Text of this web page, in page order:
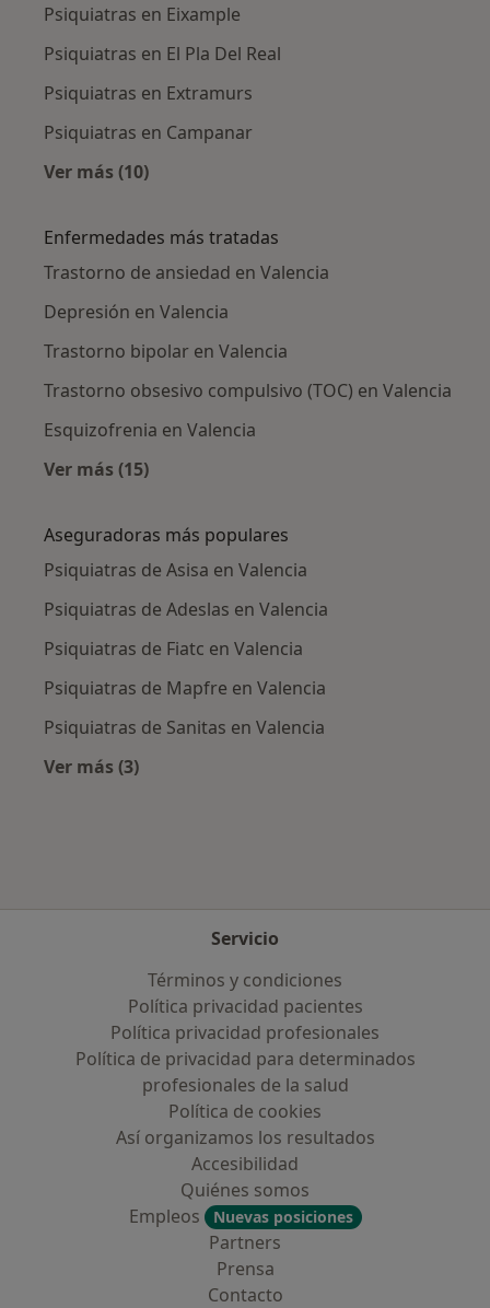
Psiquiatras en Eixample
Psiquiatras en El Pla Del Real
Psiquiatras en Extramurs
Psiquiatras en Campanar
Ver más (10)
Enfermedades más tratadas
Trastorno de ansiedad en Valencia
Depresión en Valencia
Trastorno bipolar en Valencia
Trastorno obsesivo compulsivo (TOC) en Valencia
Esquizofrenia en Valencia
Ver más (15)
Aseguradoras más populares
Psiquiatras de Asisa en Valencia
Psiquiatras de Adeslas en Valencia
Psiquiatras de Fiatc en Valencia
Psiquiatras de Mapfre en Valencia
Psiquiatras de Sanitas en Valencia
Ver más (3)
Servicio
Términos y condiciones
Política privacidad pacientes
Política privacidad profesionales
Política de privacidad para determinados
profesionales de la salud
Política de cookies
Así organizamos los resultados
Accesibilidad
Quiénes somos
Empleos
Nuevas posiciones
Partners
Prensa
Contacto